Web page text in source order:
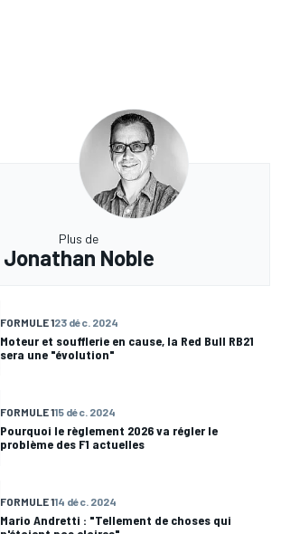
Plus de
Jonathan Noble
FORMULE 123 déc. 2024
Moteur et soufflerie en cause, la Red Bull RB21
sera une "évolution"
FORMULE 115 déc. 2024
Pourquoi le règlement 2026 va régler le
problème des F1 actuelles
FORMULE 114 déc. 2024
Mario Andretti : "Tellement de choses qui